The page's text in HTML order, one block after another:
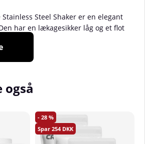
Steel Shaker er en elegant
har en lækagesikker låg og et flot
rustfrit stål er den let,
og en overflade af silikone gør den
i henhold til
i USA / EU
også
28
254